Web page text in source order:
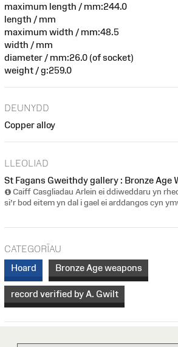
maximum length / mm:244.0
length / mm
maximum width / mm:48.5
width / mm
diameter / mm:26.0 (of socket)
weight / g:259.0
DEUNYDD
Copper alloy
LLEOLIAD
St Fagans Gweithdy gallery : Bronze Age
Caiff Casgliadau Arlein ei ddiweddaru yn
si’r bod eitem yn dal i gael ei arddangos cyn
CATEGORÏAU
Hoard
Bronze Age weapons
record verified by A. Gwilt